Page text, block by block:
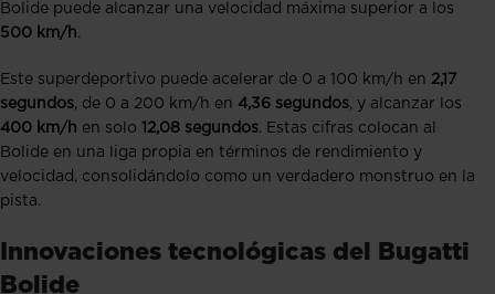
Bolide puede alcanzar una velocidad máxima superior a los
500 km/h.
Este superdeportivo puede acelerar de 0 a 100 km/h en 2,17
segundos, de 0 a 200 km/h en 4,36 segundos, y alcanzar los
400 km/h en solo 12,08 segundos. Estas cifras colocan al
Bolide en una liga propia en términos de rendimiento y
velocidad, consolidándolo como un verdadero monstruo en la
pista.
Innovaciones tecnológicas del Bugatti
Bolide